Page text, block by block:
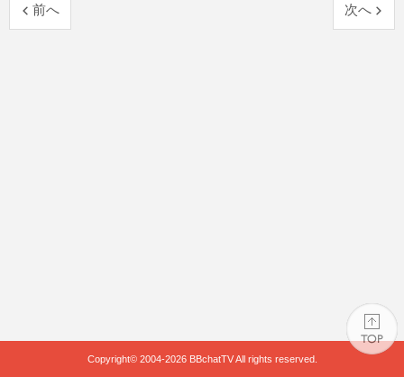
前へ 次へ
Copyright© 2004-2026 BBchatTVAll rights reserved.